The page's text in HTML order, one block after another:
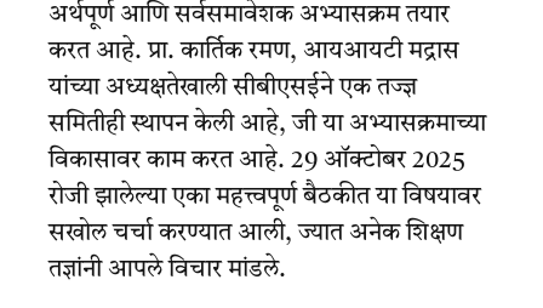
अर्थपूर्ण आणि सर्वसमावेशक अभ्यासक्रम तयार
करत आहे. प्रा. कार्तिक रमण, आयआयटी मद्रास
यांच्या अध्यक्षतेखाली सीबीएसईने एक तज्ज्ञ
समितीही स्थापन केली आहे, जी या अभ्यासक्रमाच्या
विकासावर काम करत आहे. 29 ऑक्टोबर 2025
रोजी झालेल्या एका महत्त्वपूर्ण बैठकीत या विषयावर
सखोल चर्चा करण्यात आली, ज्यात अनेक शिक्षण
तज्ञांनी आपले विचार मांडले.